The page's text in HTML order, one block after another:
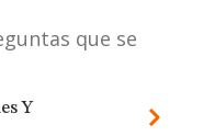
que se
Y